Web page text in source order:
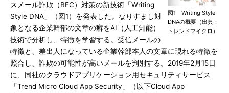
図1 Writing Style
DNAの概要（出典：
トレンドマイクロ）
スメール詐欺（BEC）対策の新技術「Writing
Style DNA」（図1）を発表した。なりすまし対
象となる企業幹部の文章の癖をAI（人工知能）
技術で分析し、特徴を学習する。受信メールの
特徴と、差出人になっている企業幹部本人の文章に現れる特徴を
照合し、詐欺の可能性が高いメールを判別する。2019年2月15日
に、同社のクラウドアプリケーション用セキュリティサービス
「Trend Micro Cloud App Security」（以下Cloud App